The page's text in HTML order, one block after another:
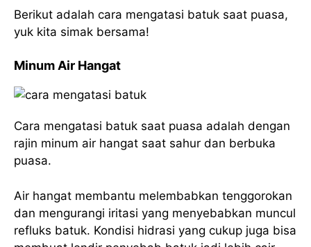
Berikut adalah cara mengatasi batuk saat puasa,
yuk kita simak bersama!
Minum Air Hangat
Cara mengatasi batuk saat puasa adalah dengan
rajin minum air hangat saat sahur dan berbuka
puasa.
Air hangat membantu melembabkan tenggorokan
dan mengurangi iritasi yang menyebabkan muncul
refluks batuk. Kondisi hidrasi yang cukup juga bisa